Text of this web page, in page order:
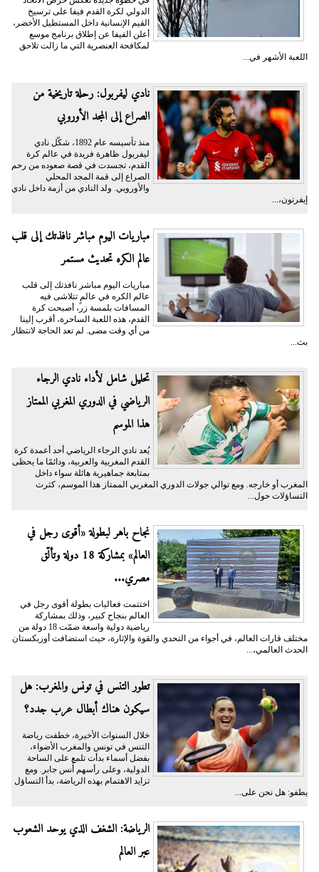
الدولي لكرة القدم فيفا على ترسيخ
القيم الإنسانية داخل المستطيل الأخضر،
أعلن الفيفا عن إطلاق برنامج موسع
لمكافحة العنصرية التي ما زالت تلاحق
اللعبة الأشهر في...
نادي ليفربول: رحلة تاريخية من
الصراع إلى المجد الأوروبي
منذ تأسيسه عام 1892، شكّل نادي
ليفربول ظاهرة فريدة في عالم كرة
القدم، تجسدت في قصة صعوده من رحم
الصراع إلى قمة المجد المحلي
والأوروبي. ولد النادي من أزمة داخل نادي
إيفرتون،...
مباريات اليوم مباشر نافذتك إلى قلب
عالم الكره تحديث مستمر
مباريات اليوم مباشر نافذتك إلى قلب
عالم الكره في عالمٍ تتلاشى فيه
المسافات بلمسة زر، أصبحت كرة
القدم، هذه اللعبة الساحرة، أقرب إلينا
من أي وقت مضى. لم تعد الحاجة لانتظار
بث...
تحليل شامل لأداء نادي الرجاء
الرياضي في الدوري المغربي الممتاز
هذا الموسم
يُعد نادي الرجاء الرياضي أحد أعمدة كرة
القدم المغربية والعربية، ودائمًا ما يحظى
بمتابعة جماهيرية هائلة سواء داخل
المغرب أو خارجه. ومع توالي جولات الدوري المغربي الممتاز هذا الموسم، كثرت
التساؤلات حول...
نجاح باهر لبطولة «أقوى رجل في
العالم» بمشاركة 18 دولة وتألّق
مصري...
اختتمت فعاليات بطولة أقوى رجل في
العالم بنجاح كبير، وذلك بمشاركة
رياضية دولية واسعة ضمّت 18 دولة من
مختلف قارات العالم، في أجواء من التحدي والقوة والإثارة، حيث استضافت أوزبكستان
الحدث العالمي،...
تطور التنس في تونس والمغرب: هل
سيكون هناك أبطال عرب جدد؟
خلال السنوات الأخيرة، خطفت رياضة
التنس في تونس والمغرب الأضواء،
بفضل أسماء بدأت تلمع على الساحة
الدولية، وعلى رأسهم أُنس جابر. ومع
تزايد الاهتمام بهذه الرياضة، بدأ التساؤل
يطفو: هل نحن على...
الرياضة: الشغف الذي يوحد الشعوب
عبر العالم